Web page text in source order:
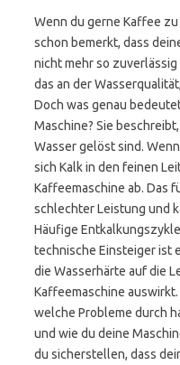
Wenn du gerne Kaffee
schon bemerkt, dass
nicht mehr so
das an der
Doch was genau
Maschine? Sie
Wasser gelöst sind.
sich Kalk in den feinen
Kaffeemaschine ab. Das
schlechter Leistung und
Häufige
technische Einsteiger ist
die Wasserhärte auf die
Kaffeemaschine
welche Probleme durch
und wie du deine
du sicherstellen, dass